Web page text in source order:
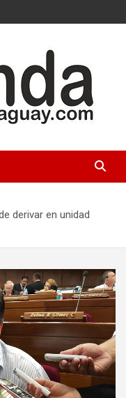
derivar en unidad